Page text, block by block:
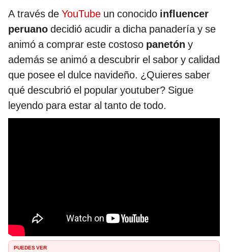
A través de YouTube un conocido influencer
peruano decidió acudir a dicha panadería y se
animó a comprar este costoso panetón y
además se animó a descubrir el sabor y calidad
que posee el dulce navideño. ¿Quieres saber
qué descubrió el popular youtuber? Sigue
leyendo para estar al tanto de todo.
PUEDES VER